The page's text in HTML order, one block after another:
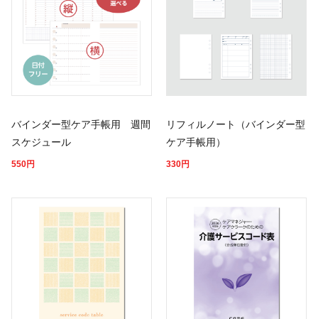
バインダー型ケア手帳用 週間
スケジュール
550円
リフィルノート（バインダー型
ケア手帳用）
330円